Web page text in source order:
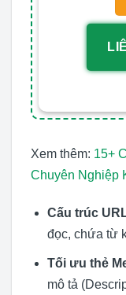
Xem thêm: 15+
Chuyên Nghiệp
Cấu trúc
đọc, chứa từ
Tối ưu thẻ
mô tả